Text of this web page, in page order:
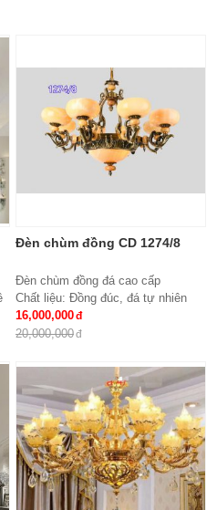
Đèn chùm đồng CD 1274/8
Đèn chùm đồng đá cao cấp
Chất liệu: Đồng đúc, đá tự nhiên
cao cấp
KT: Ø850 * H600
kiệm điện E27*8
Bảo hành: 2 năm
16,000,000
20,000,000